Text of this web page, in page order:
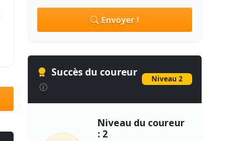
Envoyer !
Succès du coureur
Niveau 2
Niveau du coureur
: 2